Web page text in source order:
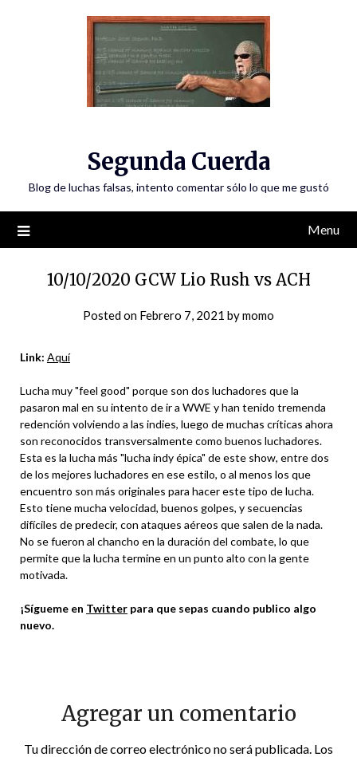
Segunda Cuerda
Blog de luchas falsas, intento comentar sólo lo que me gustó
Menu
10/10/2020 GCW Lio Rush vs ACH
Posted on Febrero 7, 2021 bymomo
Link: Aquí
Lucha muy "feel good" porque son dos luchadores que la
pasaron mal en su intento de ir a WWE y han tenido tremenda
redención volviendo a las indies, luego de muchas críticas ahora
son reconocidos transversalmente como buenos luchadores.
Esta es la lucha más "lucha indy épica" de este show, entre dos
de los mejores luchadores en ese estilo, o al menos los que
encuentro son más originales para hacer este tipo de lucha.
Esto tiene mucha velocidad, buenos golpes, y secuencias
difíciles de predecir, con ataques aéreos que salen de la nada.
No se fueron al chancho en la duración del combate, lo que
permite que la lucha termine en un punto alto con la gente
motivada.
¡Sígueme en Twitter para que sepas cuando publico algo
nuevo.
Agregar un comentario
Tu dirección de correo electrónico no será publicada. Los